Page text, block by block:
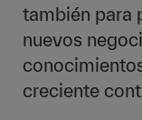
también para
nuevos
creciente